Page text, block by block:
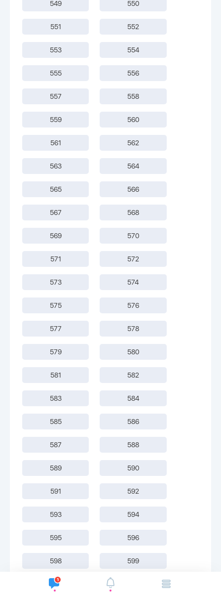
549 550
551 552
553 554
555 556
557 558
559 560
561 562
563 564
565 566
567 568
569 570
571 572
573 574
575 576
577 578
579 580
581 582
583 584
585 586
587 588
589 590
591 592
593 594
595 596
598 599
600